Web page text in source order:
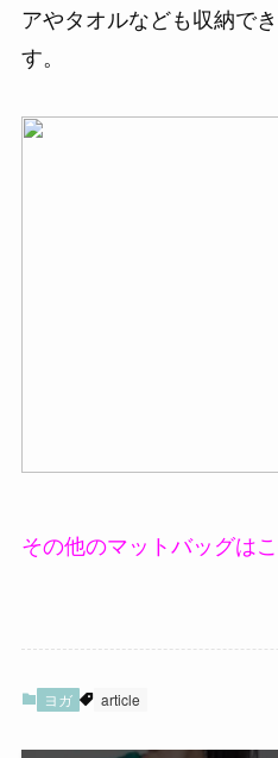
アやタオルなども収納で
す。
その他のマットバッグは
ヨガ article